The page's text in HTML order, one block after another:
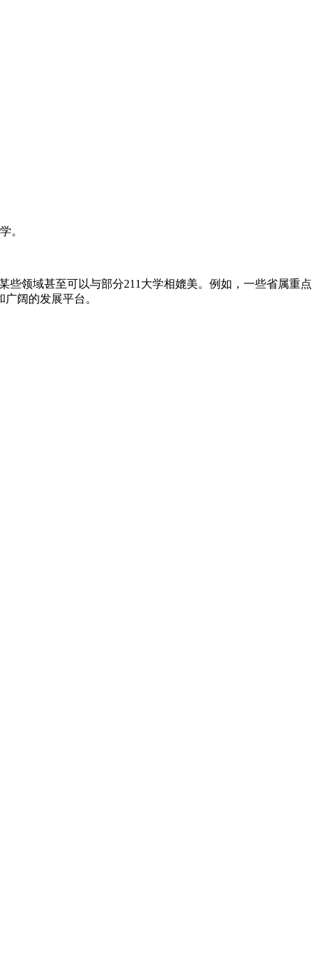
。
些领域甚至可以与部分211大学相媲美。例如，一些省属重点
阔的发展平台。